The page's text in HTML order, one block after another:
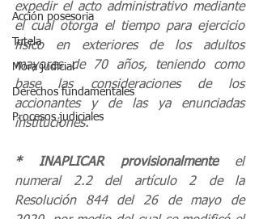
Acción posesoria
Tutela
Mora judicial
Derechos fundamentales
Procesos judiciales
expedir el acto administrativo mediante
el cual otorga el tiempo para ejercicio
físico en exteriores de los adultos
mayores de 70 años, teniendo como
base las consideraciones de los
accionantes y de las ya enunciadas
instituciones.
* INAPLICAR provisionalmente el
numeral 2.2 del artículo 2 de la
Resolución 844 del 26 de mayo de